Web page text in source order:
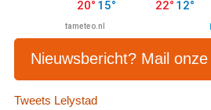
Nieuwsbericht? Mail
Tweets Lelystad